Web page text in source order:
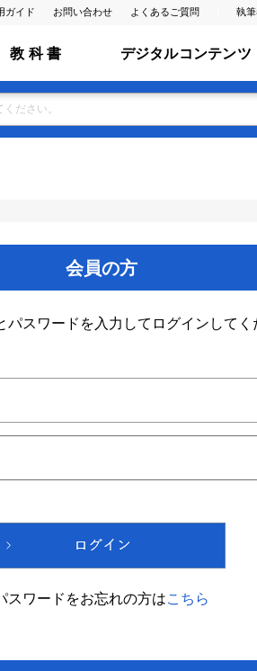
ガイド お問い合わせ よくあるご質問 執
教 科 書 デジタルコンテンツ
会員の方
パスワードを入力してログインしてく
スワードをお忘れの方はこちら